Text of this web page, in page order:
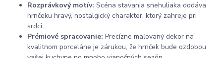
Rozprávkový motív: Scéna stavania snehuliaka dodáva
hrnčeku hravý, nostalgický charakter, ktorý zahreje pri
srdci.
Prémiové spracovanie: Precízne maľovaný dekor na
kvalitnom porceláne je zárukou, že hrnček bude ozdobou